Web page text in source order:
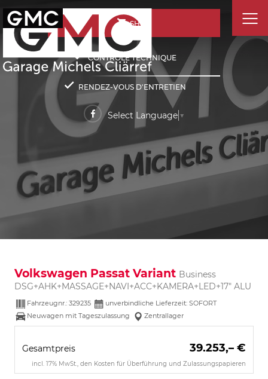
SHOP
CONTRÔLE TECHNIQUE
RENDEZ-VOUS D'ENTRETIEN
Select Language ▼
Volkswagen Passat Variant Business
DSG+AHK+MASSAGE+NAVI+ACC+KAMERA+LED+17" ALU
Fahrzeugnr.: 329235
unverbindliche Lieferzeit: SOFORT
Neuwagen mit Tageszulassung
Zentrallager
Gesamtpreis 39.253,– €
incl. 17% MwSt., den Kosten für Überführung und Zulassungspapieren